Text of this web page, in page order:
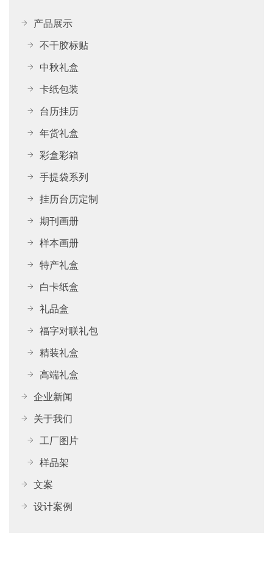
产品展示
不干胶标贴
中秋礼盒
卡纸包装
台历挂历
年货礼盒
彩盒彩箱
手提袋系列
挂历台历定制
期刊画册
样本画册
特产礼盒
白卡纸盒
礼品盒
福字对联礼包
精装礼盒
高端礼盒
企业新闻
关于我们
工厂图片
样品架
文案
设计案例